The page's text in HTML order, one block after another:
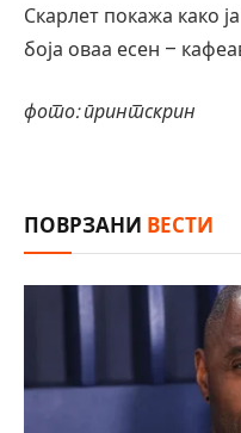
Скарлет покажа како
боја оваа есен –
фото: принтскрин
ПОВРЗАНИ ВЕСТИ